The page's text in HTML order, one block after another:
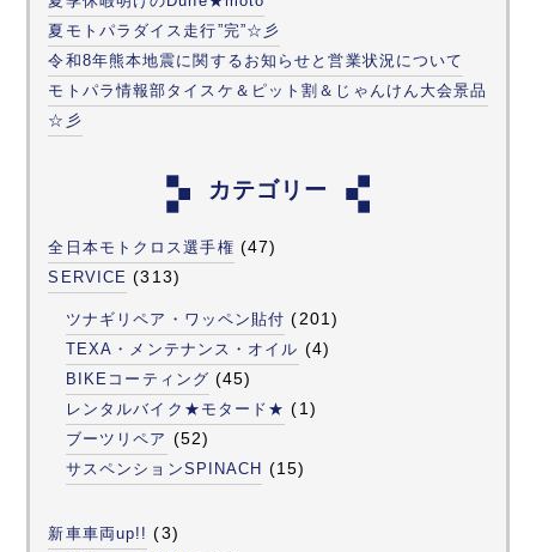
夏モトパラダイス走行”完”☆彡
令和8年熊本地震に関するお知らせと営業状況について
モトパラ情報部タイスケ＆ピット割＆じゃんけん大会景品
☆彡
カテゴリー
全日本モトクロス選手権 (47)
SERVICE (313)
ツナギリペア・ワッペン貼付 (201)
TEXA・メンテナンス・オイル (4)
BIKEコーティング (45)
レンタルバイク★モタード★ (1)
ブーツリペア (52)
サスペンションSPINACH (15)
新車車両up!! (3)